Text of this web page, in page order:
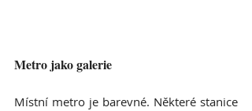
Metro jako galerie
Místní metro je barevné. Některé stanice